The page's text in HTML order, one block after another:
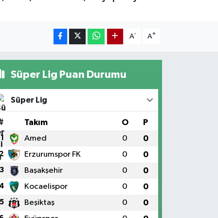
A- A+
Süper Lig Puan Durumu
Süper Lig
Takım O P
1 Amed 0 0
Erzurumspor FK 0 0
3 Başakşehir 0 0
Kocaelispor 0 0
5 Beşiktaş 0 0